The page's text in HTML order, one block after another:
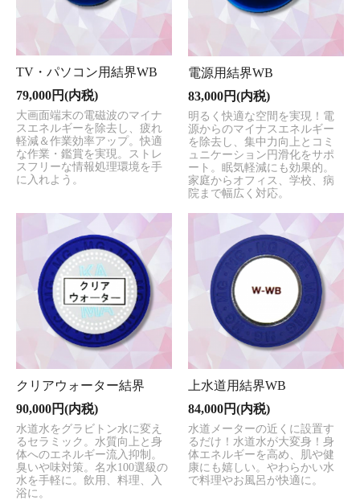
TV・パソコン用結界WB
79,000円(内税)
大画面端末の電磁波のマイナ
スエネルギーを除去し、疲れ
軽減＆作業効率アップ。快適
な作業・鑑賞を実現。ストレ
スフリーな情報処理環境を手
に入れよう。
電源用結界WB
83,000円(内税)
明るく快適な空間を実現！電
源からのマイナスエネルギー
を除去し、集中力向上とコミ
ュニケーション円滑化をサポ
ート。眠気軽減にも効果的。
家庭からオフィス、学校、病
院まで幅広く対応。
クリアウォーター結界
90,000円(内税)
水道水をグラビトン水に変え
るセラミック。水質向上と身
体へのエネルギー流入抑制。
臭いや味対策。名水100選級の
水を手軽に。飲用、料理、入
浴に。
上水道用結界WB
84,000円(内税)
水道メーターの近くに設置す
るだけ！水道水が大変身！身
体エネルギーを高め、肌や健
康にも嬉しい。やわらかい水
で料理やお風呂が快適に。